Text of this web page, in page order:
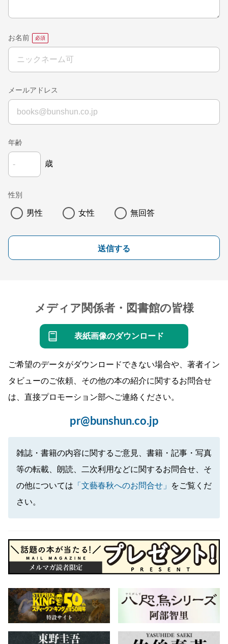
お名前
メールアドレス
年齢
歳
性別
男性 女性 無回答
送信する
メディア関係者・図書館の皆様
表紙画像のダウンロード
ご希望のデータがダウンロードできない場合や、著者イン
タビューのご依頼、その他の本の紹介に関するお問合せ
は、直接プロモーション部へご連絡ください。
pr@bunshun.co.jp
雑誌・書籍の内容に関するご意見、書籍・記事・写真
等の転載、朗読、二次利用などに関するお問合せ、そ
の他については 「文藝春秋へのお問合せ」
をご覧くだ
さい。